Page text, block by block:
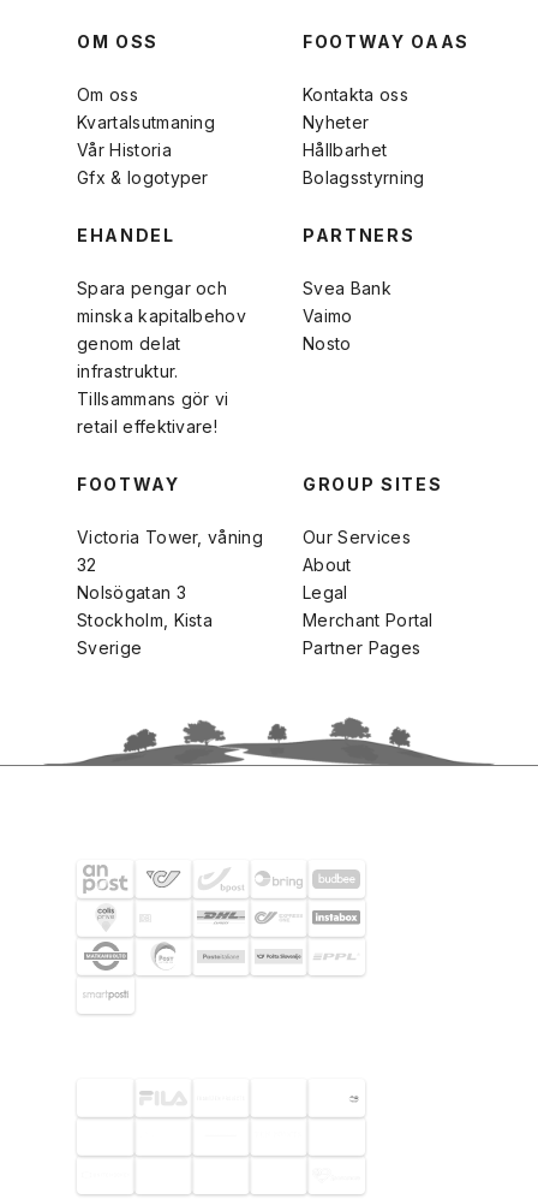
OM OSS
Om oss
Kvartalsutmaning
Vår Historia
Gfx & logotyper
FOOTWAY OAAS
Kontakta oss
Nyheter
Hållbarhet
Bolagsstyrning
EHANDEL
Spara pengar och
minska kapitalbehov
genom delat
infrastruktur.
Tillsammans gör vi
retail effektivare!
PARTNERS
Svea Bank
Vaimo
Nosto
FOOTWAY
Victoria Tower, våning
32
Nolsögatan 3
Stockholm, Kista
Sverige
GROUP SITES
Our Services
About
Legal
Merchant Portal
Partner Pages